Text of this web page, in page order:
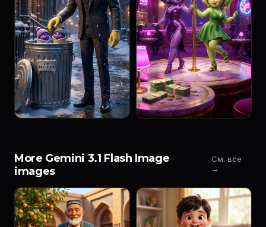
More Gemini 3.1 Flash Image
images
См. все
→